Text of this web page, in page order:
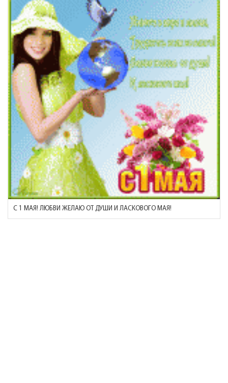
С 1 МАЯ! ЛЮБВИ ЖЕЛАЮ ОТ ДУШИ И ЛАСКОВОГО МАЯ!